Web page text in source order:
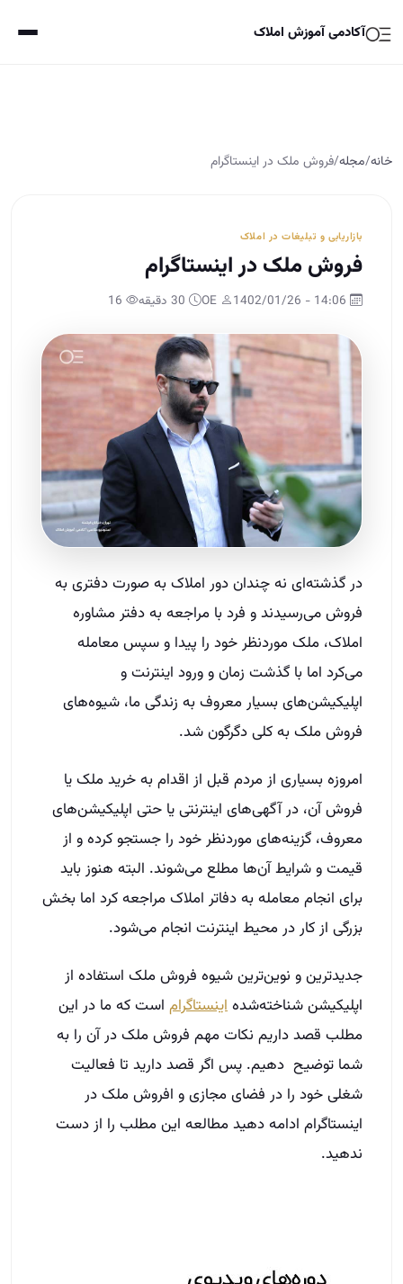
آکادمی آموزش املاک
خانه/مجله/فروش ملک در اینستاگرام
بازاریابی و تبلیغات در املاک
فروش ملک در اینستاگرام
در گذشته‌ای نه چندان دور املاک به صورت دفتری به
فروش می‌رسیدند و فرد با مراجعه به دفتر مشاوره
املاک، ملک موردنظر خود را پیدا و سپس معامله
می‌کرد اما با گذشت زمان و ورود اینترنت و
اپلیکیشن‌های بسیار معروف به زندگی ما، شیوه‌های
فروش ملک به کلی دگرگون شد.
امروزه بسیاری از مردم قبل از اقدام به خرید ملک یا
فروش آن، در آگهی‌های اینترنتی یا حتی اپلیکیشن‌های
معروف، گزینه‌های موردنظر خود را جستجو کرده و از
قیمت و شرایط آن‌ها مطلع می‌شوند. البته هنوز باید
برای انجام معامله به دفاتر املاک مراجعه کرد اما بخش
بزرگی از کار در محیط اینترنت انجام می‌شود.
جدیدترین و نوین‌ترین شیوه فروش ملک استفاده از
اپلیکیشن شناخته‌شدهاینستاگرام است که ما در این
مطلب قصد داریم نکات مهم فروش ملک در آن را به
شما توضیح دهیم. پس اگر قصد دارید تا فعالیت
شغلی خود را در فضای مجازی و افروش ملک در
اینستاگرام ادامه دهید مطالعه این مطلب را از دست
ندهید.